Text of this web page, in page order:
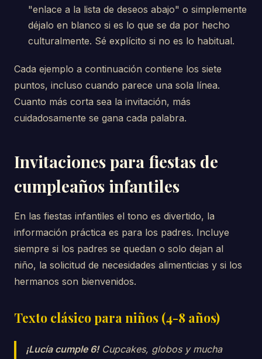
"enlace a la lista de deseos abajo" o simplemente
déjalo en blanco si es lo que se da por hecho
culturalmente. Sé explícito si no es lo habitual.
Cada ejemplo a continuación contiene los siete
puntos, incluso cuando parece una sola línea.
Cuanto más corta sea la invitación, más
cuidadosamente se gana cada palabra.
Invitaciones para fiestas de
cumpleaños infantiles
En las fiestas infantiles el tono es divertido, la
información práctica es para los padres. Incluye
siempre si los padres se quedan o solo dejan al
niño, la solicitud de necesidades alimenticias y si los
hermanos son bienvenidos.
Texto clásico para niños (4-8 años)
¡Lucía cumple 6!Cupcakes, globos y mucha